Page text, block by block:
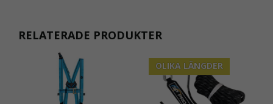
RELATERADE PRODUKTER
OLIKA LÄNGDER